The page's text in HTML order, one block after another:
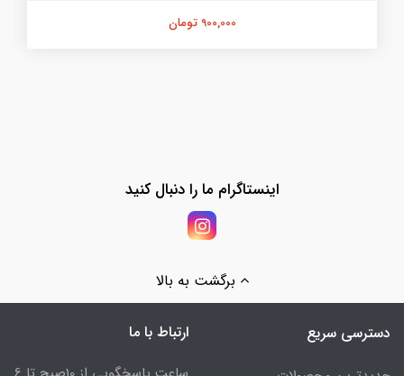
900,000 تومان
اینستاگرام ما را دنبال کنید
برگشت به بالا
دسترسی سریع ارتباط با ما